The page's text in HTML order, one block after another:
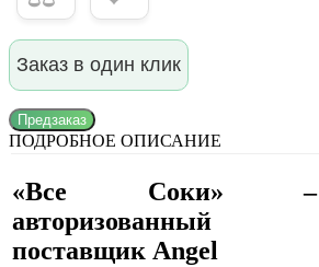
Заказ в один клик
Предзаказ
ПОДРОБНОЕ ОПИСАНИЕ
«Все Соки» –
авторизованный
поставщик Angel